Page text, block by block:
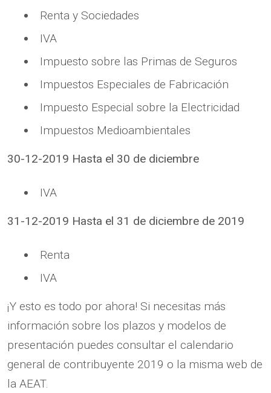
Renta y Sociedades
IVA
Impuesto sobre las Primas de Seguros
Impuestos Especiales de Fabricación
Impuesto Especial sobre la Electricidad
Impuestos Medioambientales
30-12-2019 Hasta el 30 de diciembre
IVA
31-12-2019 Hasta el 31 de diciembre de 2019
Renta
IVA
¡Y esto es todo por ahora! Si necesitas más
información sobre los plazos y modelos de
presentación puedes consultar el calendario
general de contribuyente 2019 o la misma web de
la AEAT.